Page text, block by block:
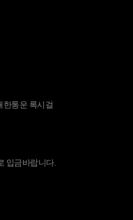
한통운 록시걸
입금바랍니다.